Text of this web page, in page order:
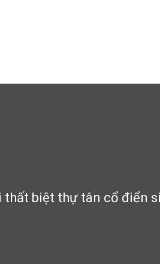
thất biệt thự tân cổ điển